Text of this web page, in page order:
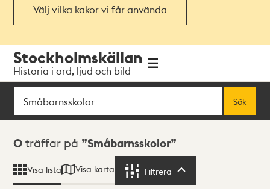
Välj vilka kakor vi får använda
navigationen
huvudinnehållet
Stockholmskällan
Historia i ord, ljud och bild
Sök
Sök
Sökresultat
0 träffar på Småbarnsskolor
Visa lista Visa karta Filtrera